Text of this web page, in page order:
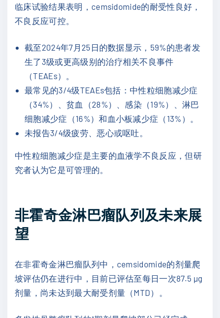
临床试验结果表明，cemsidomide的耐受性良好，
不良反应可控。
截至2024年7月25日的数据显示，59%的患者发
生了3级或更高级别的治疗相关不良事件
（TEAEs）。
最常见的3/4级TEAEs包括：中性粒细胞减少症
（34%）、贫血（28%）、感染（19%）、淋巴
细胞减少症（16%）和血小板减少症（13%）。
未报告3/4级疲劳、恶心或呕吐。
中性粒细胞减少症是主要的血液学不良反应，但研
究者认为它是可管理的。
非霍奇金淋巴瘤队列及未来展
望
在非霍奇金淋巴瘤队列中，cemsidomide的剂量爬
坡评估仍在进行中，目前已评估至每日一次87.5 µg
剂量，尚未达到最大耐受剂量（MTD）。